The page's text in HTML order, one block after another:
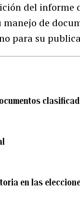
del informe
manejo de
para su
en las